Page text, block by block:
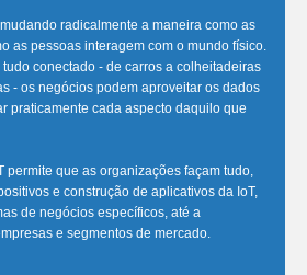
radicalmente a maneira como as
as pessoas interagem com o mundo físico.
conectado - de carros a colheitadeiras
- os negócios podem aproveitar os dados
praticamente cada aspecto daquilo que
permite que as organizações façam tudo,
e construção de aplicativos da IoT,
de negócios específicos, até a
e segmentos de mercado.